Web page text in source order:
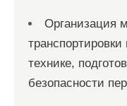
Организация
технике,
безопасности